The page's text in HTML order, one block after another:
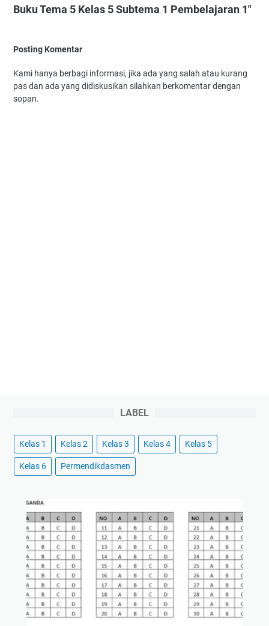
Buku Tema 5 Kelas 5 Subtema 1 Pembelajaran 1"
Posting Komentar
Kami hanya berbagi informasi, jika ada yang salah atau kurang
pas dan ada yang didiskusikan silahkan berkomentar dengan
sopan.
LABEL
Kelas 1 Kelas 2 Kelas 3 Kelas 4 Kelas 5
Kelas 6 Permendikdasmen